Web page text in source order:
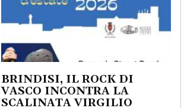
BRINDISI, IL ROCK DI
VASCO INCONTRA LA
SCALINATA VIRGILIO